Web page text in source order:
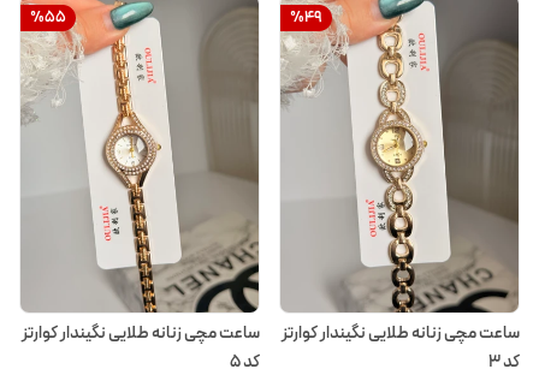
%49
ساعت مچی زنانه طلایی نگیندار کوارتز
کد ۳
%55
ساعت مچی زنانه طلایی نگیندار کوارتز
کد ۵